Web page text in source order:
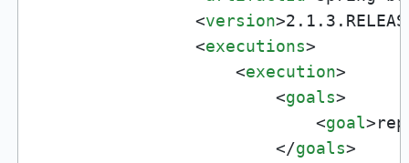
<version>
<executions>
<execution>
<goals>
<goal>
</goals>